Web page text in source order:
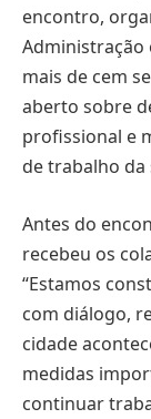
encontro,
Administração
mais de cem
aberto sobre
profissional e
de trabalho da
Antes do
recebeu os
“Estamos
com diálogo,
cidade
medidas
continuar